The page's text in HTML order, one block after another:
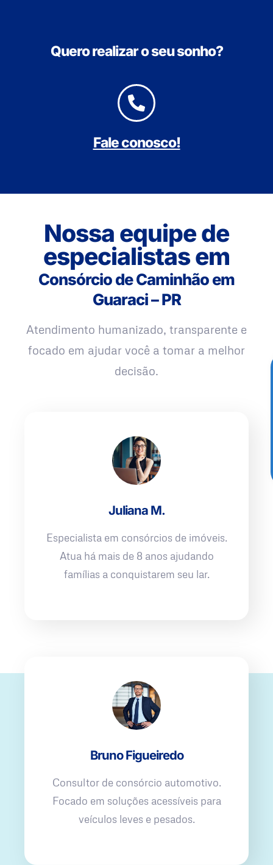
Quero realizar o seu sonho?
Fale conosco!
Nossa equipe de
especialistas em
Consórcio de Caminhão em
Guaraci – PR
Atendimento humanizado, transparente e
focado em ajudar você a tomar a melhor
decisão.
Juliana M.
Especialista em consórcios de imóveis.
Atua há mais de 8 anos ajudando
famílias a conquistarem seu lar.
Bruno Figueiredo
Consultor de consórcio automotivo.
Focado em soluções acessíveis para
veículos leves e pesados.